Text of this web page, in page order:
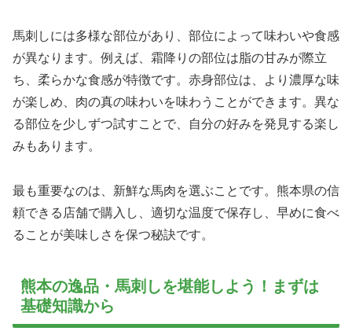
馬刺しには多様な部位があり、部位によって味わいや食感
が異なります。例えば、霜降りの部位は脂の甘みが際立
ち、柔らかな食感が特徴です。赤身部位は、より濃厚な味
が楽しめ、肉の真の味わいを味わうことができます。異な
る部位を少しずつ試すことで、自分の好みを発見する楽し
みもあります。
最も重要なのは、新鮮な馬肉を選ぶことです。熊本県の信
頼できる店舗で購入し、適切な温度で保存し、早めに食べ
ることが美味しさを保つ秘訣です。
熊本の逸品・馬刺しを堪能しよう！まずは
基礎知識から